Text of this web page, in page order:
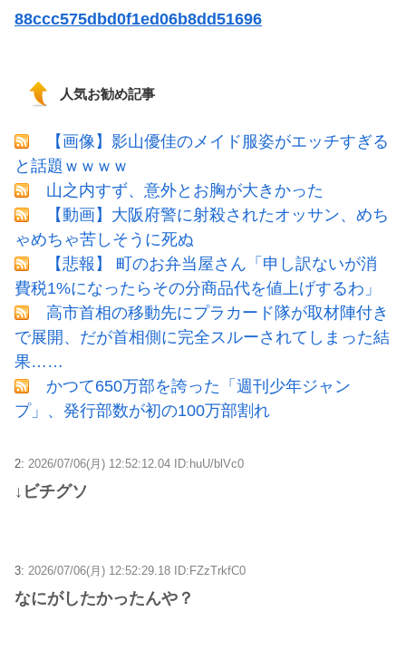
88ccc575dbd0f1ed06b8dd51696
人気お勧め記事
【画像】影山優佳のメイド服姿がエッチすぎる
と話題ｗｗｗｗ
山之内すず、意外とお胸が大きかった
【動画】大阪府警に射殺されたオッサン、めち
ゃめちゃ苦しそうに死ぬ
【悲報】 町のお弁当屋さん「申し訳ないが消
費税1%になったらその分商品代を値上げするわ」
高市首相の移動先にプラカード隊が取材陣付き
で展開、だが首相側に完全スルーされてしまった結
果……
かつて650万部を誇った「週刊少年ジャン
プ」、発行部数が初の100万部割れ
2: 2026/07/06(月) 12:52:12.04 ID:huU/blVc0
↓ビチグソ
3: 2026/07/06(月) 12:52:29.18 ID:FZzTrkfC0
なにがしたかったんや？